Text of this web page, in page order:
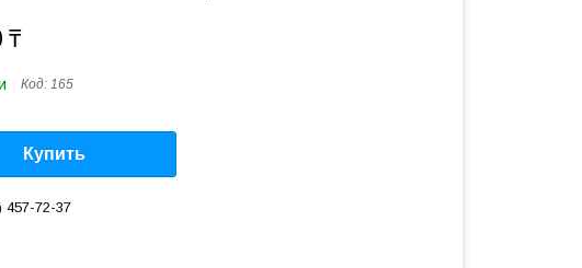
₸
Код: 165
Купить
457-72-37